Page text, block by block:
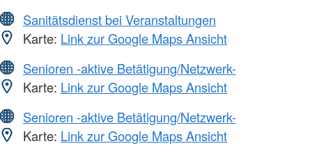
Sanitätsdienst bei Veranstaltungen
Karte: Link zur Google Maps Ansicht
Senioren -aktive Betätigung/Netzwerk-
Karte: Link zur Google Maps Ansicht
Senioren -aktive Betätigung/Netzwerk-
Karte: Link zur Google Maps Ansicht